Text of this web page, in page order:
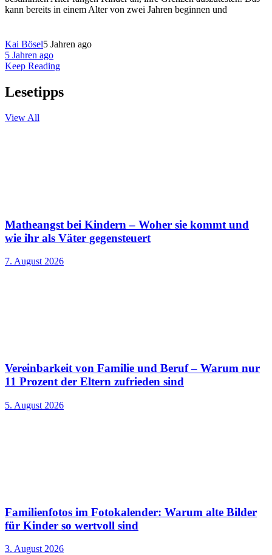
kann bereits in einem Alter von zwei Jahren beginnen und
Kai Bösel5 Jahren ago
5 Jahren ago
Keep Reading
Lesetipps
View All
Matheangst bei Kindern – Woher sie kommt und
wie ihr als Väter gegensteuert
7. August 2026
Vereinbarkeit von Familie und Beruf – Warum nur
11 Prozent der Eltern zufrieden sind
5. August 2026
Familienfotos im Fotokalender: Warum alte Bilder
für Kinder so wertvoll sind
3. August 2026